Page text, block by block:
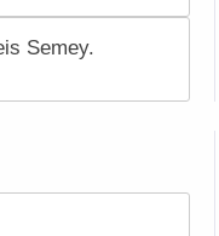
Semey.